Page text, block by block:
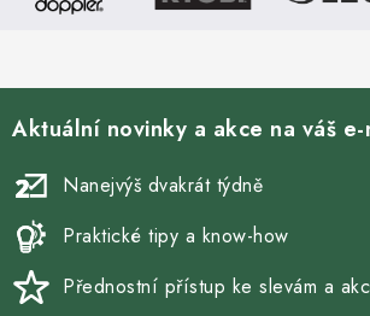
Aktuální novinky a akce na váš e-
Nanejvýš dvakrát týdně
Praktické tipy a know-how
Přednostní přístup ke slevám a